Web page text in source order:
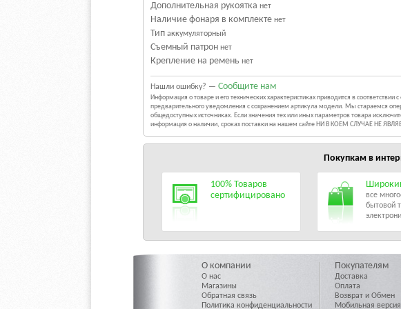
Дополнительная рукоятка нет
Наличие фонаря в комплекте нет
Тип аккумуляторный
Съемный патрон нет
Крепление на ремень нет
Нашли ошибку? — Сообщите нам
Информация о товаре и его технических характеристиках приводится в
предварительного уведомления с сохранением артикула модели. Мы стараемся
общедоступных источниках. Если значения тех или иных параметров товара
информация о наличии, сроках поставки на нашем сайте НИ В КОЕМ СЛУЧАЕ НЕ
Покупкам в
100% Товаров
сертифицировано
все
бытовой
О компании
О нас
Магазины
Обратная связь
Политика конфиденциальности
Покупателям
Доставка
Оплата
Возврат и Обмен
Мобильная версия